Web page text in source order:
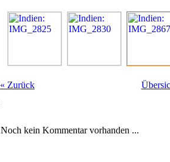
« Zurück
Noch kein Kommentar vorhanden ...